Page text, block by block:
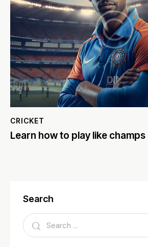
CRICKET
Learn how to play like champs
Search